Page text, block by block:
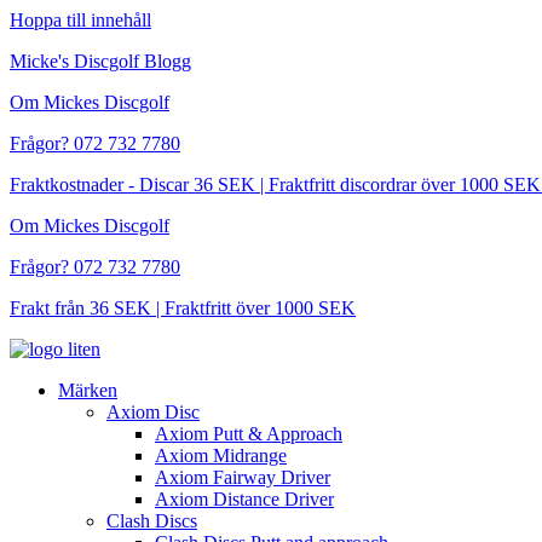
Hoppa till innehåll
Micke's Discgolf Blogg
Om Mickes Discgolf
Frågor? 072 732 7780
Fraktkostnader - Discar 36 SEK | Fraktfritt discordrar över 1000
Om Mickes Discgolf
Frågor? 072 732 7780
Frakt från 36 SEK | Fraktfritt över 1000 SEK
Märken
Axiom Disc
Axiom Putt & Approach
Axiom Midrange
Axiom Fairway Driver
Axiom Distance Driver
Clash Discs